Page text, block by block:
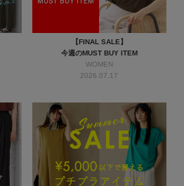
【FINAL SALE】
今週のMUST BUY ITEM
WOMEN
2026.07.17